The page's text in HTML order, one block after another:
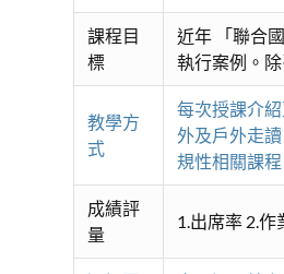
課程目
標
近年 「聯合
執行案例。
教學方
式
每次授課介
外及戶外走
規性相關課程
成績評
量
1.出席率 2.